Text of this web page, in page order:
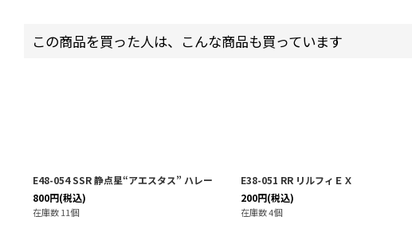
この商品を買った人は、こんな商品も買っています
E48-054 SSR 静点星“アエスタス” ハレー
800円(税込)
在庫数 11個
E38-051 RR リルフィＥＸ
200円(税込)
在庫数 4個